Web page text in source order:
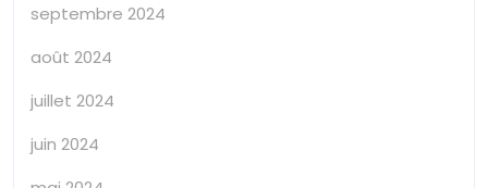
septembre 2024
août 2024
juillet 2024
juin 2024